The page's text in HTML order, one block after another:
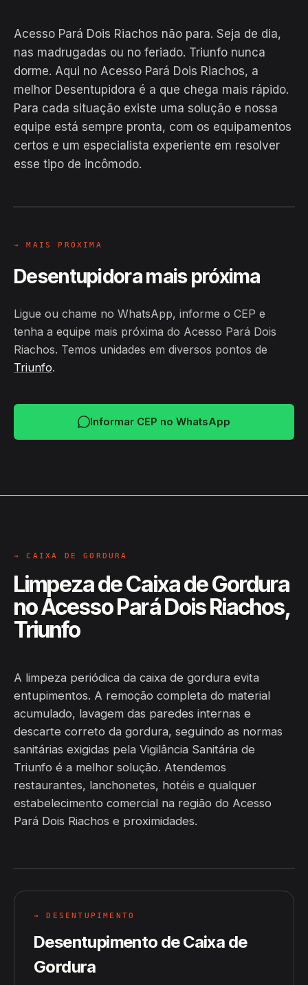
Acesso Pará Dois Riachos não para. Seja de dia,
nas madrugadas ou no feriado. Triunfo nunca
dorme. Aqui no Acesso Pará Dois Riachos, a
melhor Desentupidora é a que chega mais rápido.
Para cada situação existe uma solução e nossa
equipe está sempre pronta, com os equipamentos
certos e um especialista experiente em resolver
esse tipo de incômodo.
EM CAMPO
Hiroshiro · Acesso Pará Dois
→ MAIS PRÓXIMA
Desentupidora mais próxima
Ligue ou chame no WhatsApp, informe o CEP e
tenha a equipe mais próxima do Acesso Pará Dois
Riachos. Temos unidades em diversos pontos de
Triunfo.
Informar CEP no WhatsApp
→ CAIXA DE GORDURA
Limpeza de Caixa de Gordura
no Acesso Pará Dois Riachos,
Triunfo
A limpeza periódica da caixa de gordura evita
entupimentos. A remoção completa do material
acumulado, lavagem das paredes internas e
descarte correto da gordura, seguindo as normas
sanitárias exigidas pela Vigilância Sanitária de
Triunfo é a melhor solução. Atendemos
restaurantes, lanchonetes, hotéis e qualquer
estabelecimento comercial na região do Acesso
Pará Dois Riachos e proximidades.
→ DESENTUPIMENTO
Desentupimento de Caixa de
Gordura